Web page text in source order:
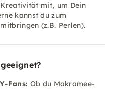
mit, um Dein
kannst du zum
(z.B. Perlen).
Fans: Ob du Makramee-